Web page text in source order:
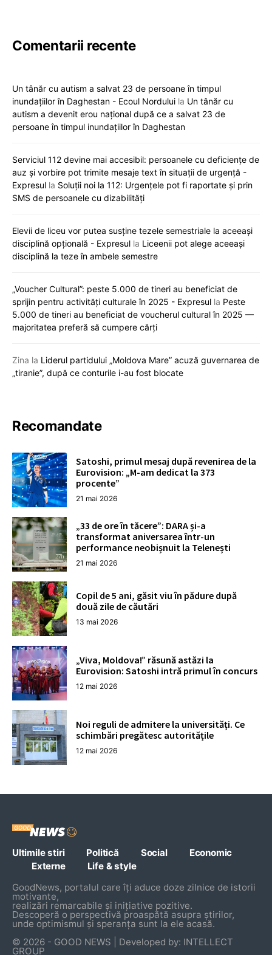
Comentarii recente
Un tânăr cu autism a salvat 23 de persoane în timpul
inundațiilor în Daghestan - Ecoul Nordului la Un tânăr cu
autism a devenit erou național după ce a salvat 23 de
persoane în timpul inundațiilor în Daghestan
Serviciul 112 devine mai accesibil: persoanele cu deficiențe de
auz și vorbire pot trimite mesaje text în situații de urgență -
Expresul la Soluții noi la 112: Urgențele pot fi raportate și prin
SMS de persoanele cu dizabilități
Elevii de liceu vor putea susține tezele semestriale la aceeași
disciplină opțională - Expresul la Liceenii pot alege aceeași
disciplină la teze în ambele semestre
„Voucher Cultural”: peste 5.000 de tineri au beneficiat de
sprijin pentru activități culturale în 2025 - Expresul la Peste
5.000 de tineri au beneficiat de voucherul cultural în 2025 —
majoritatea preferă să cumpere cărți
Zina la Liderul partidului „Moldova Mare” acuză guvernarea de
„tiranie”, după ce conturile i-au fost blocate
Recomandate
Satoshi, primul mesaj după revenirea de la
Eurovision: „M-am dedicat la 373
procente”
21 mai 2026
„33 de ore în tăcere”: DARA și-a
transformat aniversarea într-un
performance neobișnuit la Telenești
21 mai 2026
Copil de 5 ani, găsit viu în pădure după
două zile de căutări
13 mai 2026
„Viva, Moldova!” răsună astăzi la
Eurovision: Satoshi intră primul în concurs
12 mai 2026
Noi reguli de admitere la universități. Ce
schimbări pregătesc autoritățile
12 mai 2026
Ultimile stiri Politică Social
Economic
Externe
Life & style
GoodNews, portalul care îți aduce doze zilnice de istorii
motivante,
realizări remarcabile și inițiative pozitive.
Descoperă o perspectivă proaspătă asupra știrilor,
unde optimismul și speranța sunt la ele acasă.
© 2026 - GOOD NEWS | Developed by: INTELLECT
GROUP